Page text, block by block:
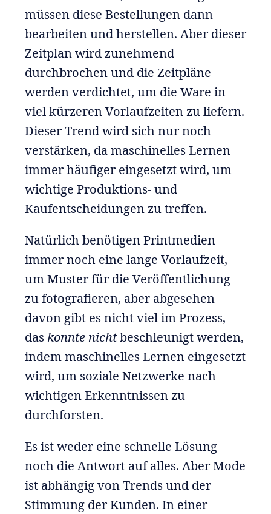
müssen diese Bestellungen dann
bearbeiten und herstellen. Aber dieser
Zeitplan wird zunehmend
durchbrochen und die Zeitpläne
werden verdichtet, um die Ware in
viel kürzeren Vorlaufzeiten zu liefern.
Dieser Trend wird sich nur noch
verstärken, da maschinelles Lernen
immer häufiger eingesetzt wird, um
wichtige Produktions- und
Kaufentscheidungen zu treffen.
Natürlich benötigen Printmedien
immer noch eine lange Vorlaufzeit,
um Muster für die Veröffentlichung
zu fotografieren, aber abgesehen
davon gibt es nicht viel im Prozess,
das konnte nichtbeschleunigt werden,
indem maschinelles Lernen eingesetzt
wird, um soziale Netzwerke nach
wichtigen Erkenntnissen zu
durchforsten.
Es ist weder eine schnelle Lösung
noch die Antwort auf alles. Aber Mode
ist abhängig von Trends und der
Stimmung der Kunden. In einer